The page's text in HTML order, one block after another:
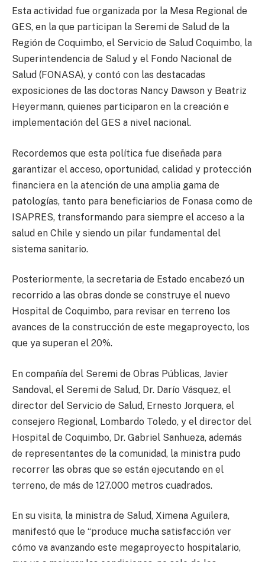
Esta actividad fue organizada por la Mesa Regional de
GES, en la que participan la Seremi de Salud de la
Región de Coquimbo, el Servicio de Salud Coquimbo, la
Superintendencia de Salud y el Fondo Nacional de
Salud (FONASA), y contó con las destacadas
exposiciones de las doctoras Nancy Dawson y Beatriz
Heyermann, quienes participaron en la creación e
implementación del GES a nivel nacional.
Recordemos que esta política fue diseñada para
garantizar el acceso, oportunidad, calidad y protección
financiera en la atención de una amplia gama de
patologías, tanto para beneficiarios de Fonasa como de
ISAPRES, transformando para siempre el acceso a la
salud en Chile y siendo un pilar fundamental del
sistema sanitario.
Posteriormente, la secretaria de Estado encabezó un
recorrido a las obras donde se construye el nuevo
Hospital de Coquimbo, para revisar en terreno los
avances de la construcción de este megaproyecto, los
que ya superan el 20%.
En compañía del Seremi de Obras Públicas, Javier
Sandoval, el Seremi de Salud, Dr. Darío Vásquez, el
director del Servicio de Salud, Ernesto Jorquera, el
consejero Regional, Lombardo Toledo, y el director del
Hospital de Coquimbo, Dr. Gabriel Sanhueza, además
de representantes de la comunidad, la ministra pudo
recorrer las obras que se están ejecutando en el
terreno, de más de 127.000 metros cuadrados.
En su visita, la ministra de Salud, Ximena Aguilera,
manifestó que le “produce mucha satisfacción ver
cómo va avanzando este megaproyecto hospitalario,